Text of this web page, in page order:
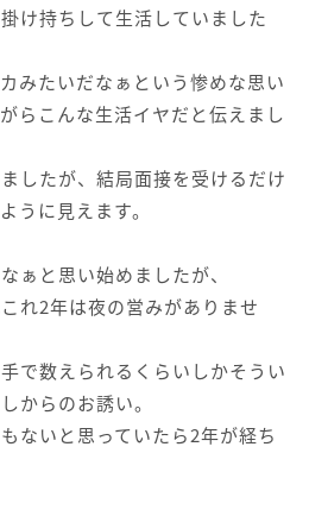
け持ちして生活していました
みたいだなぁという惨めな思い
らこんな生活イヤだと伝えまし
したが、結局面接を受けるだけ
うに見えます。
ぁと思い始めましたが、
れ2年は夜の営みがありませ
で数えられるくらいしかそうい
からのお誘い。
ないと思っていたら2年が経ち